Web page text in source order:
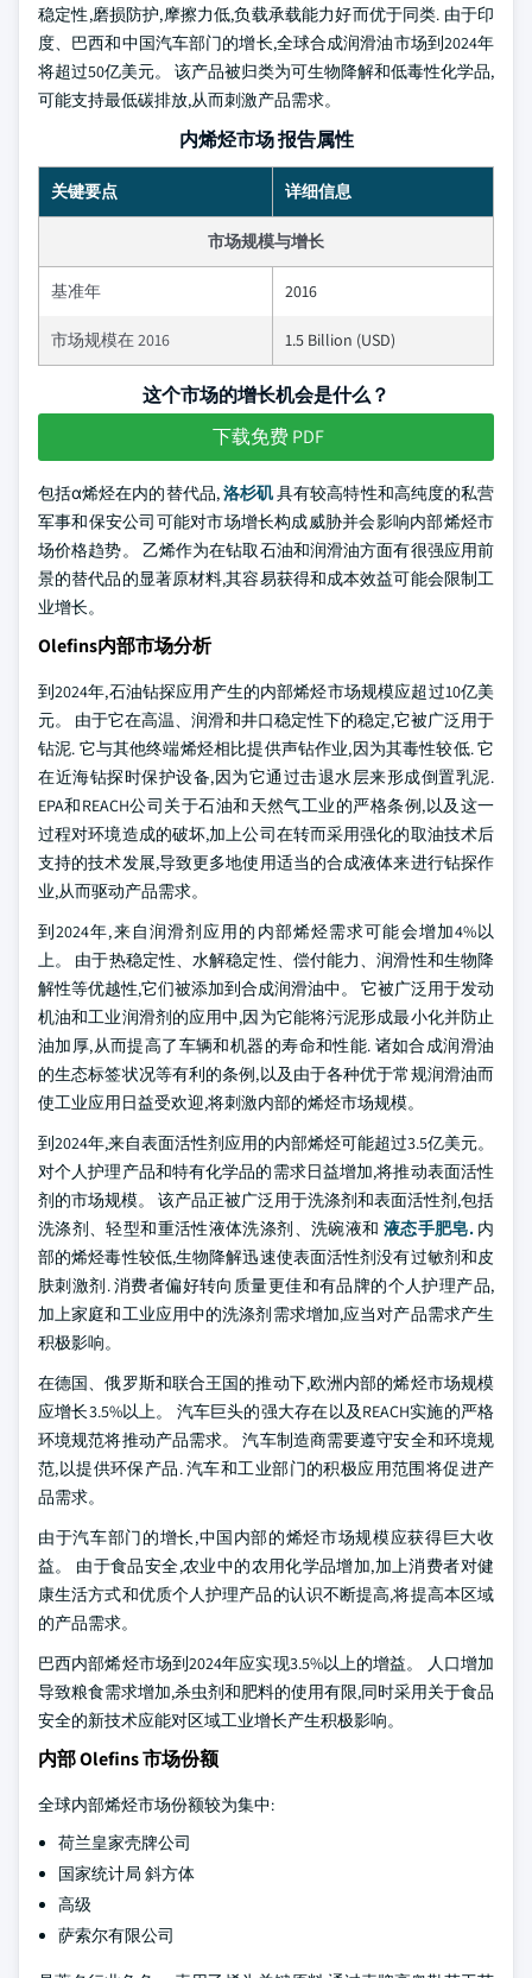
稳定性,磨损防护,摩擦力低,负载承载能力好而优于同类. 由于印
度、巴西和中国汽车部门的增长,全球合成润滑油市场到2024年
将超过50亿美元。 该产品被归类为可生物降解和低毒性化学品,
可能支持最低碳排放,从而刺激产品需求。
内烯烃市场 报告属性
关键要点 详细信息
市场规模与增长
基准年 2016
市场规模在 2016 1.5 Billion (USD)
这个市场的增长机会是什么？
下载免费 PDF
包括α烯烃在内的替代品,洛杉矶具有较高特性和高纯度的私营
军事和保安公司可能对市场增长构成威胁并会影响内部烯烃市
场价格趋势。 乙烯作为在钻取石油和润滑油方面有很强应用前
景的替代品的显著原材料,其容易获得和成本效益可能会限制工
业增长。
Olefins内部市场分析
到2024年,石油钻探应用产生的内部烯烃市场规模应超过10亿美
元。 由于它在高温、润滑和井口稳定性下的稳定,它被广泛用于
钻泥. 它与其他终端烯烃相比提供声钻作业,因为其毒性较低. 它
在近海钻探时保护设备,因为它通过击退水层来形成倒置乳泥.
EPA和REACH公司关于石油和天然气工业的严格条例,以及这一
过程对环境造成的破坏,加上公司在转而采用强化的取油技术后
支持的技术发展,导致更多地使用适当的合成液体来进行钻探作
业,从而驱动产品需求。
到2024年,来自润滑剂应用的内部烯烃需求可能会增加4%以
上。 由于热稳定性、水解稳定性、偿付能力、润滑性和生物降
解性等优越性,它们被添加到合成润滑油中。 它被广泛用于发动
机油和工业润滑剂的应用中,因为它能将污泥形成最小化并防止
油加厚,从而提高了车辆和机器的寿命和性能. 诸如合成润滑油
的生态标签状况等有利的条例,以及由于各种优于常规润滑油而
使工业应用日益受欢迎,将刺激内部的烯烃市场规模。
到2024年,来自表面活性剂应用的内部烯烃可能超过3.5亿美元。
对个人护理产品和特有化学品的需求日益增加,将推动表面活性
剂的市场规模。 该产品正被广泛用于洗涤剂和表面活性剂,包括
洗涤剂、轻型和重活性液体洗涤剂、洗碗液和 液态手肥皂.内
部的烯烃毒性较低,生物降解迅速使表面活性剂没有过敏剂和皮
肤刺激剂. 消费者偏好转向质量更佳和有品牌的个人护理产品,
加上家庭和工业应用中的洗涤剂需求增加,应当对产品需求产生
积极影响。
在德国、俄罗斯和联合王国的推动下,欧洲内部的烯烃市场规模
应增长3.5%以上。 汽车巨头的强大存在以及REACH实施的严格
环境规范将推动产品需求。 汽车制造商需要遵守安全和环境规
范,以提供环保产品. 汽车和工业部门的积极应用范围将促进产
品需求。
由于汽车部门的增长,中国内部的烯烃市场规模应获得巨大收
益。 由于食品安全,农业中的农用化学品增加,加上消费者对健
康生活方式和优质个人护理产品的认识不断提高,将提高本区域
的产品需求。
巴西内部烯烃市场到2024年应实现3.5%以上的增益。 人口增加
导致粮食需求增加,杀虫剂和肥料的使用有限,同时采用关于食品
安全的新技术应能对区域工业增长产生积极影响。
内部 Olefins 市场份额
全球内部烯烃市场份额较为集中:
荷兰皇家壳牌公司
国家统计局 斜方体
高级
萨索尔有限公司